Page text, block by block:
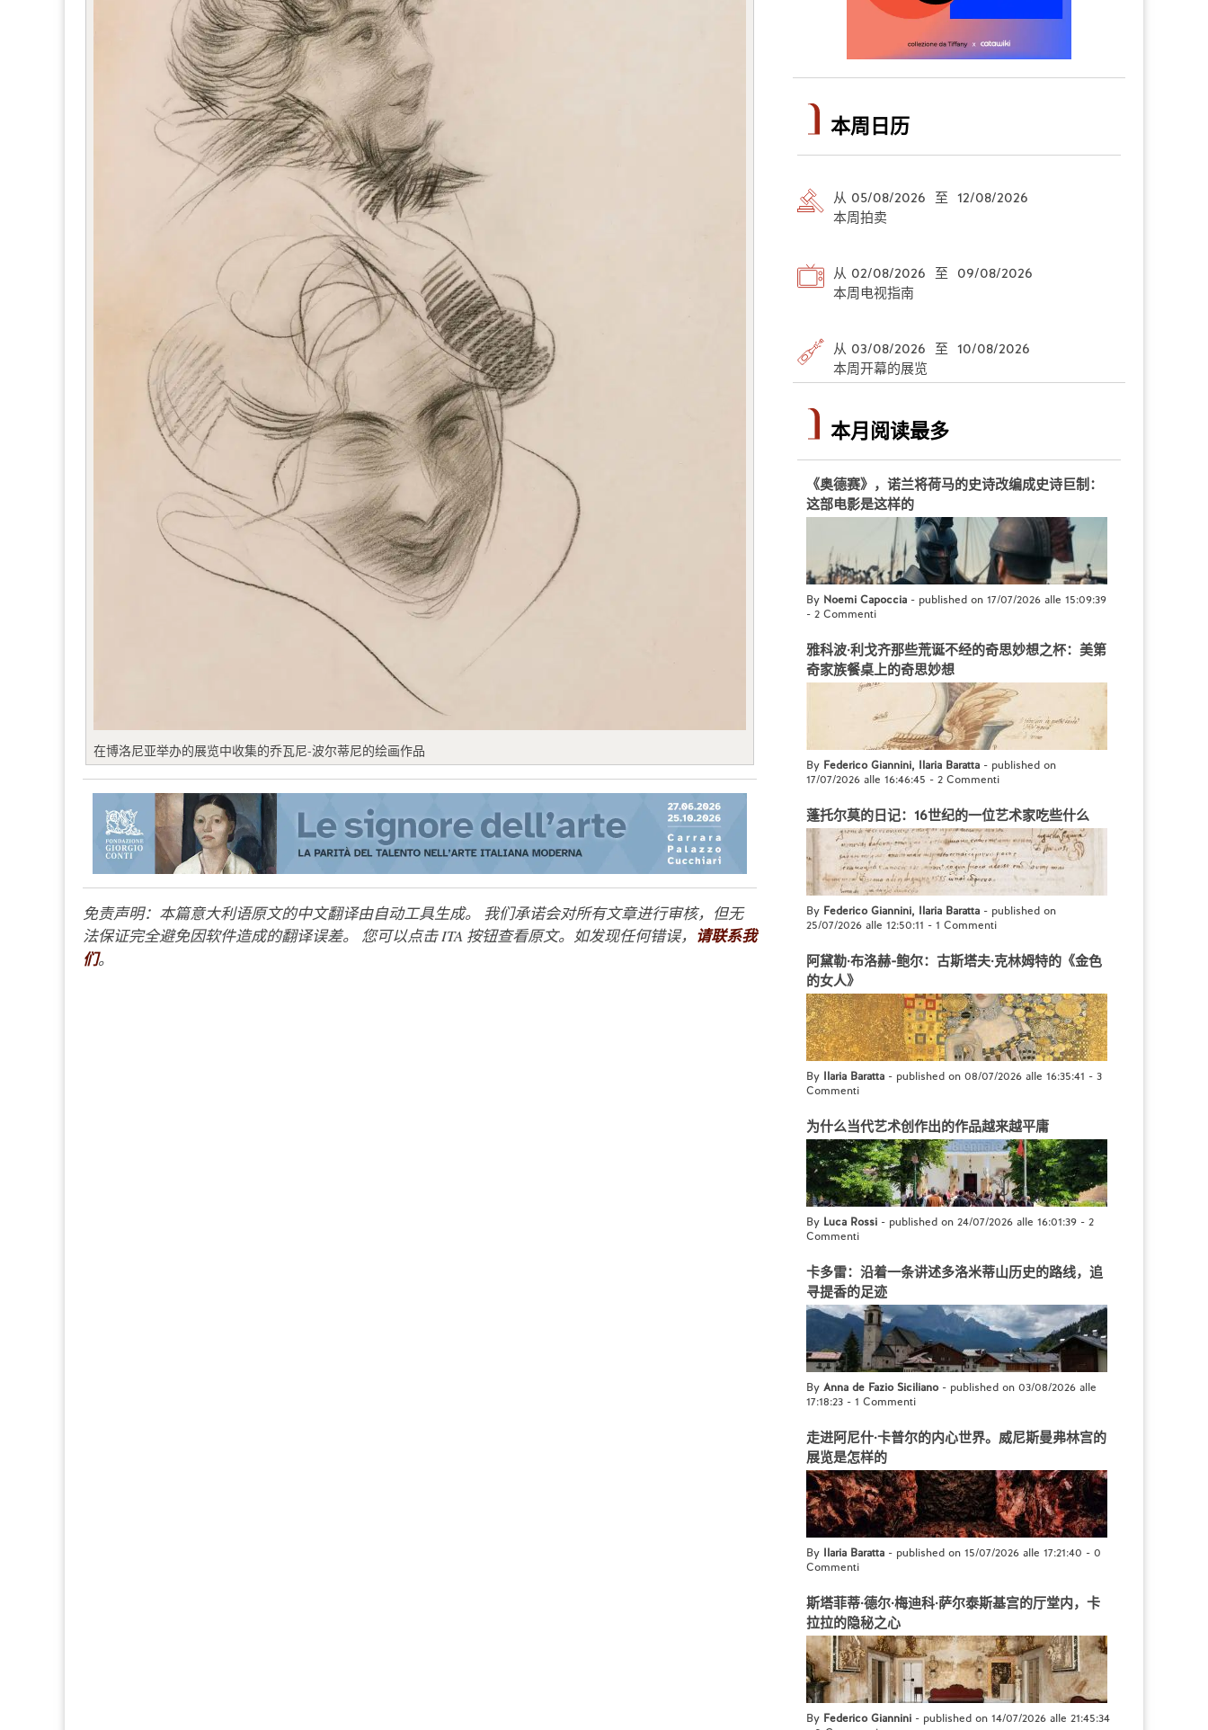
在博洛尼亚举办的展览中收集的乔瓦尼-波尔蒂尼的绘画作品
免责声明：本篇意大利语原文的中文翻译由自动工具生成。 我们承诺会对所有文章进行审核，但无
法保证完全避免因软件造成的翻译误差。 您可以点击 ITA 按钮查看原文。如发现任何错误， 请联系我
们。
本周日历
从 05/08/2026 至 12/08/2026
本周拍卖
从 02/08/2026 至 09/08/2026
本周电视指南
从 03/08/2026 至 10/08/2026
本周开幕的展览
本月阅读最多
《奥德赛》，诺兰将荷马的史诗改编成史诗巨制：
这部电影是这样的
By Noemi Capoccia - published on 17/07/2026 alle 15:09:39
- 2 Commenti
雅科波·利戈齐那些荒诞不经的奇思妙想之杯：美第
奇家族餐桌上的奇思妙想
By Federico Giannini, Ilaria Baratta - published on
17/07/2026 alle 16:46:45 - 2 Commenti
蓬托尔莫的日记：16世纪的一位艺术家吃些什么
By Federico Giannini, Ilaria Baratta - published on
25/07/2026 alle 12:50:11 - 1 Commenti
阿黛勒·布洛赫-鲍尔：古斯塔夫·克林姆特的《金色
的女人》
By Ilaria Baratta - published on 08/07/2026 alle 16:35:41 - 3
Commenti
为什么当代艺术创作出的作品越来越平庸
By Luca Rossi - published on 24/07/2026 alle 16:01:39 - 2
Commenti
卡多雷：沿着一条讲述多洛米蒂山历史的路线，追
寻提香的足迹
By Anna de Fazio Siciliano- published on 03/08/2026 alle
17:18:23 - 1 Commenti
走进阿尼什·卡普尔的内心世界。威尼斯曼弗林宫的
展览是怎样的
By Ilaria Baratta - published on 15/07/2026 alle 17:21:40 - 0
Commenti
斯塔菲蒂·德尔·梅迪科·萨尔泰斯基宫的厅堂内，卡
拉拉的隐秘之心
By Federico Giannini - published on 14/07/2026 alle 21:45:34